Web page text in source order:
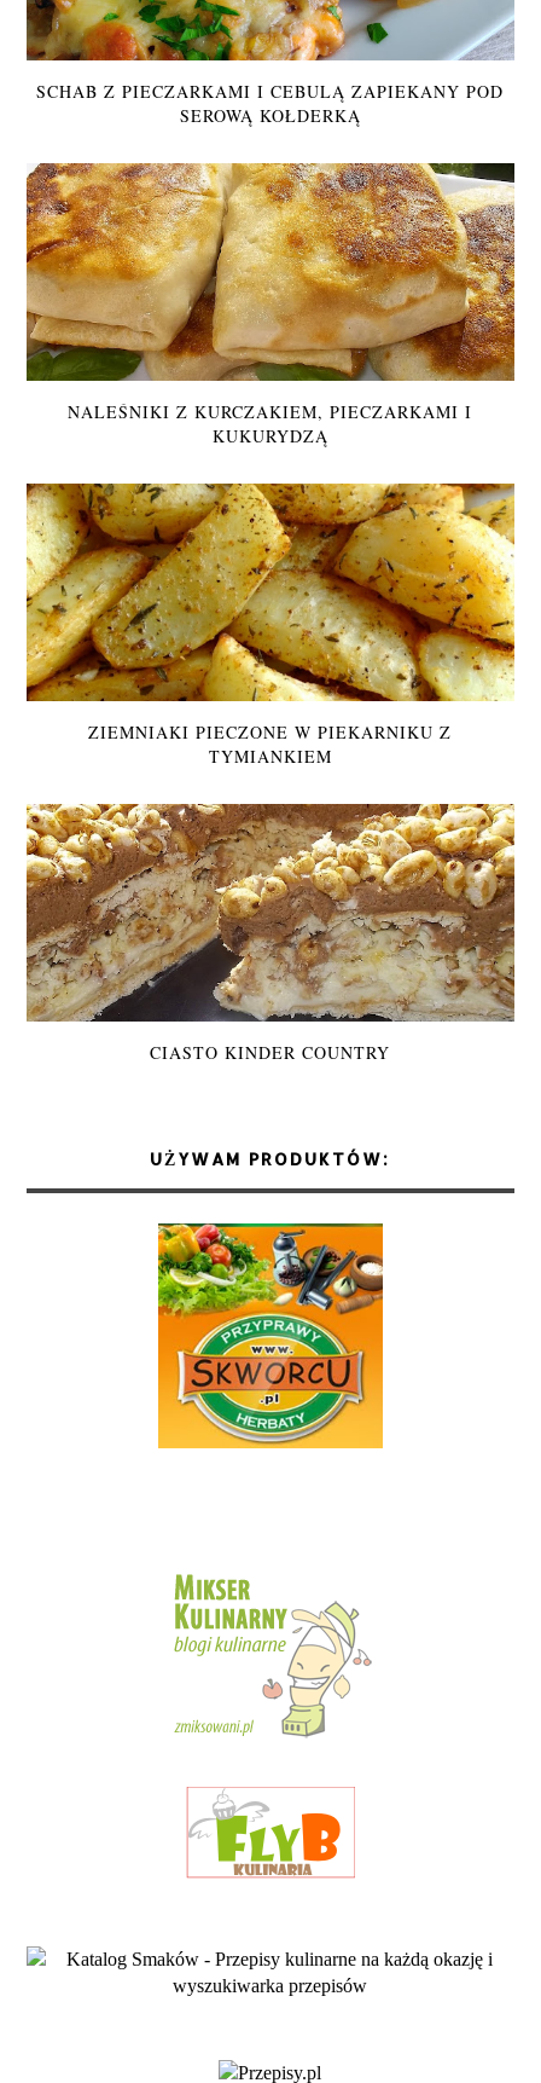
SCHAB Z PIECZARKAMI I CEBULĄ ZAPIEKANY POD
SEROWĄ KOŁDERKĄ
NALEŚNIKI Z KURCZAKIEM, PIECZARKAMI I
KUKURYDZĄ
ZIEMNIAKI PIECZONE W PIEKARNIKU Z
TYMIANKIEM
CIASTO KINDER COUNTRY
UŻYWAM PRODUKTÓW: